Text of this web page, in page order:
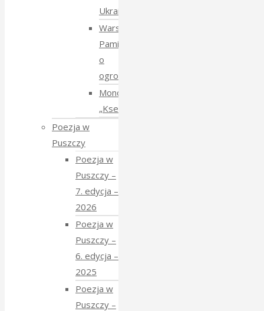
Ukraiński
Warsztaty:
Pamiętajmy
o
ogrodach
Monodram
„Ksenia”
Poezja w
Puszczy
Poezja w
Puszczy –
7. edycja –
2026
Poezja w
Puszczy –
6. edycja –
2025
Poezja w
Puszczy –